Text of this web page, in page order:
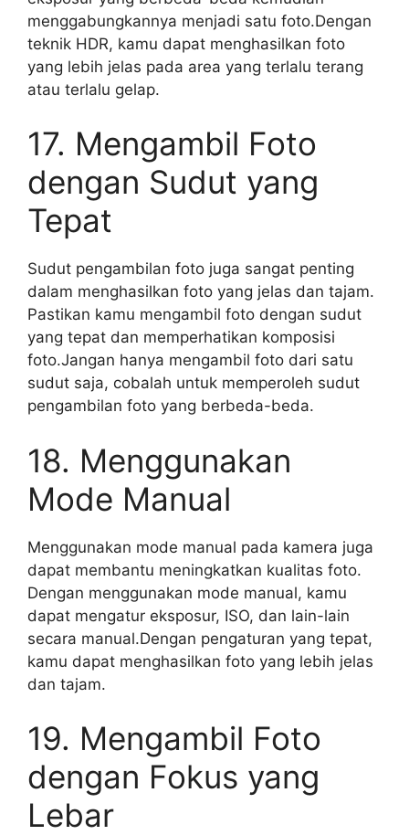
menggabungkannya menjadi satu foto.Dengan
teknik HDR, kamu dapat menghasilkan foto
yang lebih jelas pada area yang terlalu terang
atau terlalu gelap.
17. Mengambil Foto
dengan Sudut yang
Tepat
Sudut pengambilan foto juga sangat penting
dalam menghasilkan foto yang jelas dan tajam.
Pastikan kamu mengambil foto dengan sudut
yang tepat dan memperhatikan komposisi
foto.Jangan hanya mengambil foto dari satu
sudut saja, cobalah untuk memperoleh sudut
pengambilan foto yang berbeda-beda.
18. Menggunakan
Mode Manual
Menggunakan mode manual pada kamera juga
dapat membantu meningkatkan kualitas foto.
Dengan menggunakan mode manual, kamu
dapat mengatur eksposur, ISO, dan lain-lain
secara manual.Dengan pengaturan yang tepat,
kamu dapat menghasilkan foto yang lebih jelas
dan tajam.
19. Mengambil Foto
dengan Fokus yang
Lebar